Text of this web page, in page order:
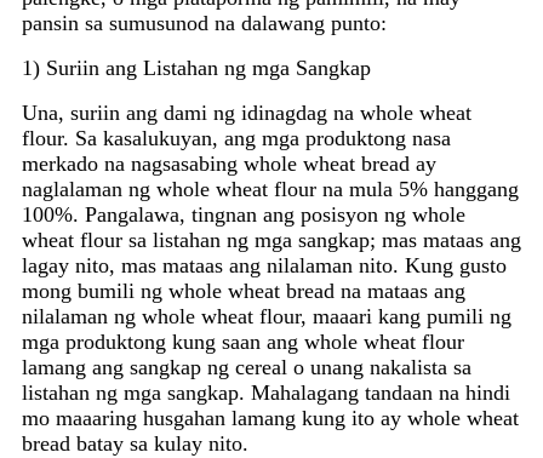
pansin sa sumusunod na dalawang punto:
1) Suriin ang Listahan ng mga Sangkap
Una, suriin ang dami ng idinagdag na whole wheat
flour. Sa kasalukuyan, ang mga produktong nasa
merkado na nagsasabing whole wheat bread ay
naglalaman ng whole wheat flour na mula 5% hanggang
100%. Pangalawa, tingnan ang posisyon ng whole
wheat flour sa listahan ng mga sangkap; mas mataas ang
lagay nito, mas mataas ang nilalaman nito. Kung gusto
mong bumili ng whole wheat bread na mataas ang
nilalaman ng whole wheat flour, maaari kang pumili ng
mga produktong kung saan ang whole wheat flour
lamang ang sangkap ng cereal o unang nakalista sa
listahan ng mga sangkap. Mahalagang tandaan na hindi
mo maaaring husgahan lamang kung ito ay whole wheat
bread batay sa kulay nito.